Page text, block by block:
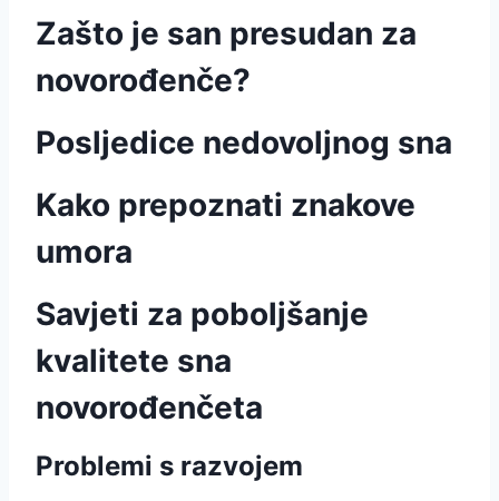
Zašto je san presudan za
novorođenče?
Posljedice nedovoljnog sna
Kako prepoznati znakove
umora
Savjeti za poboljšanje
kvalitete sna
novorođenčeta
Problemi s razvojem